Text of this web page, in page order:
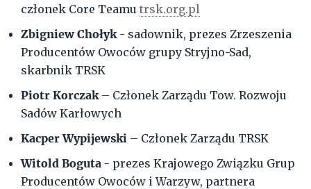
członek Core Teamu trsk.org.pl
Zbigniew Chołyk - sadownik, prezes Zrzeszenia
Producentów Owoców grupy Stryjno-Sad,
skarbnik TRSK
Piotr Korczak – Członek Zarządu Tow. Rozwoju
Sadów Karłowych
Kacper Wypijewski – Członek Zarządu TRSK
Witold Boguta - prezes Krajowego Związku Grup
Producentów Owoców i Warzyw, partnera